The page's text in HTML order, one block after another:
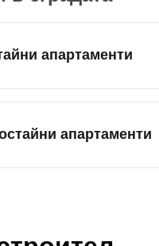
апартаменти
апартаменти